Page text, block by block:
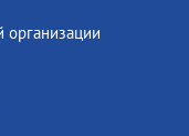
организации